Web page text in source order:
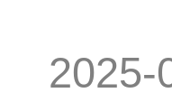
2025-